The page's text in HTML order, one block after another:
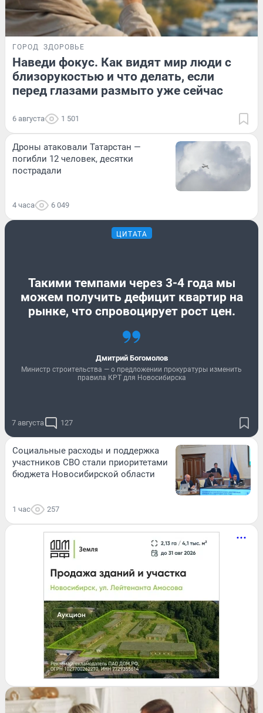
ГОРОД ЗДОРОВЬЕ
Наведи фокус. Как видят мир люди с
близорукостью и что делать, если
перед глазами размыто уже сейчас
6 августа 1 501
Дроны атаковали Татарстан —
погибли 12 человек, десятки
пострадали
4 часа 6 049
ЦИТАТА
Такими темпами через 3-4 года мы
можем получить дефицит квартир на
рынке, что спровоцирует рост цен.
Дмитрий Богомолов
Министр строительства — о предложении прокуратуры изменить
правила КРТ для Новосибирска
7 августа 127
Социальные расходы и поддержка
участников СВО стали приоритетами
бюджета Новосибирской области
1 час 257